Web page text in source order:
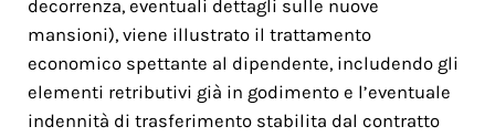
decorrenza, eventuali dettagli sulle nuove
mansioni), viene illustrato il trattamento
economico spettante al dipendente, includendo gli
elementi retributivi già in godimento e l’eventuale
indennità di trasferimento stabilita dal contratto